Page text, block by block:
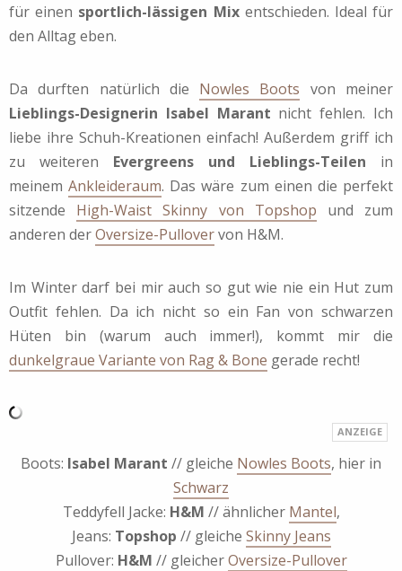
für einen sportlich-lässigen Mixentschieden. Ideal für
den Alltag eben.
Da durften natürlich die Nowles Boots von meiner
Lieblings-Designerin Isabel Marant nicht fehlen. Ich
liebe ihre Schuh-Kreationen einfach! Außerdem griff ich
zu weiteren Evergreens und Lieblings-Teilen in
meinemAnkleideraum. Das wäre zum einen die perfekt
sitzende High-Waist Skinny von Topshop und zum
anderen derOversize-Pullovervon H&M.
Im Winter darf bei mir auch so gut wie nie ein Hut zum
Outfit fehlen. Da ich nicht so ein Fan von schwarzen
Hüten bin (warum auch immer!), kommt mir die
dunkelgraue Variante von Rag & Bone gerade recht!
Boots: Isabel Marant // gleiche Nowles Boots, hier in
Schwarz
Teddyfell Jacke: H&M // ähnlicher Mantel,
Jeans: Topshop // gleiche Skinny Jeans
Pullover: H&M // gleicherOversize-Pullover